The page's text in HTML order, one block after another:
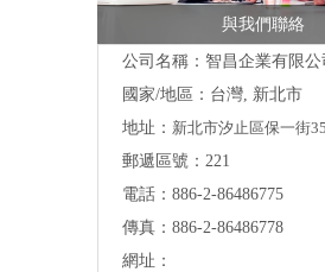
與我們聯絡
公司名稱：智昌企業有限公
國家/地區：台灣, 新北市
地址： 新北市汐止區保一街
郵遞區號：221
電話：886-2-86486775
傳真：886-2-86486778
網址：